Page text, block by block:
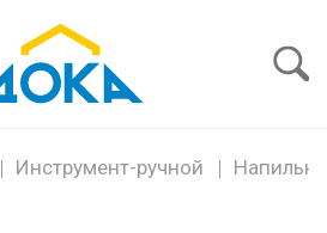
пароль
Инструмент-ручной